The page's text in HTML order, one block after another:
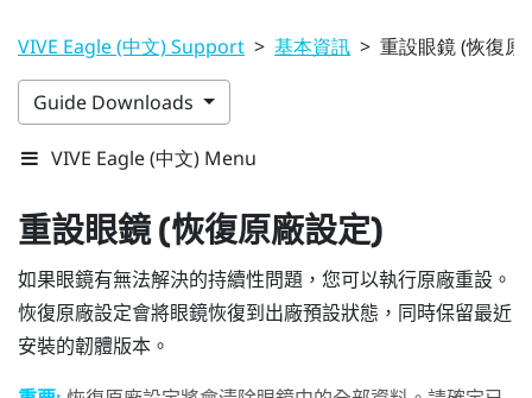
VIVE Eagle (中文) Support > 基本資訊 > 重設眼鏡 (恢復原
Guide Downloads
VIVE Eagle (中文) Menu
重設眼鏡 (恢復原廠設定)
如果眼鏡有無法解決的持續性問題，您可以執行原廠重設。
恢復原廠設定會將眼鏡恢復到出廠預設狀態，同時保留最近
安裝的韌體版本。